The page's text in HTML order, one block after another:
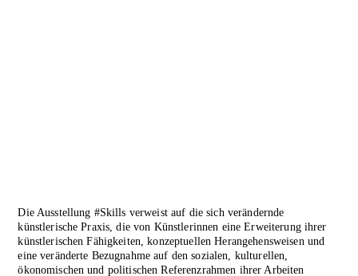
Die Ausstellung #Skills verweist auf die sich verändernde
künstlerische Praxis, die von Künstlerinnen eine Erweiterung ihrer
künstlerischen Fähigkeiten, konzeptuellen Herangehensweisen und
eine veränderte Bezugnahme auf den sozialen, kulturellen,
ökonomischen und politischen Referenzrahmen ihrer Arbeiten